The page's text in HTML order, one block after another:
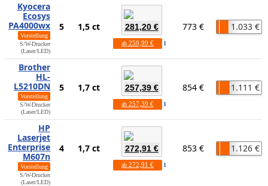
Kyocera
Ecosys
PA4000wx
Vorstellung
S/W-Drucker
(Laser/LED)
5 1,5 ct 281,20 €
ab 259,99 € 1
773 € 1.033 €
Brother
HL-
L5210DN
Vorstellung
S/W-Drucker
(Laser/LED)
5 1,7 ct 257,39 €
ab 257,39 € 1
854 € 1.111 €
HP
Laserjet
Enterprise
M607n
Vorstellung
S/W-Drucker
(Laser/LED)
4 1,7 ct 272,91 €
ab 272,91 € 1
853 € 1.126 €